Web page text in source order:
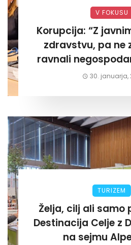
V FOKUSU
Korupcija: “Z
zdravstvu, pa ne
ravnali
za lastni žep.30. januarja,
TURIZEM
Želja, cilj ali samo
Destinacija Celje z
na sejmu